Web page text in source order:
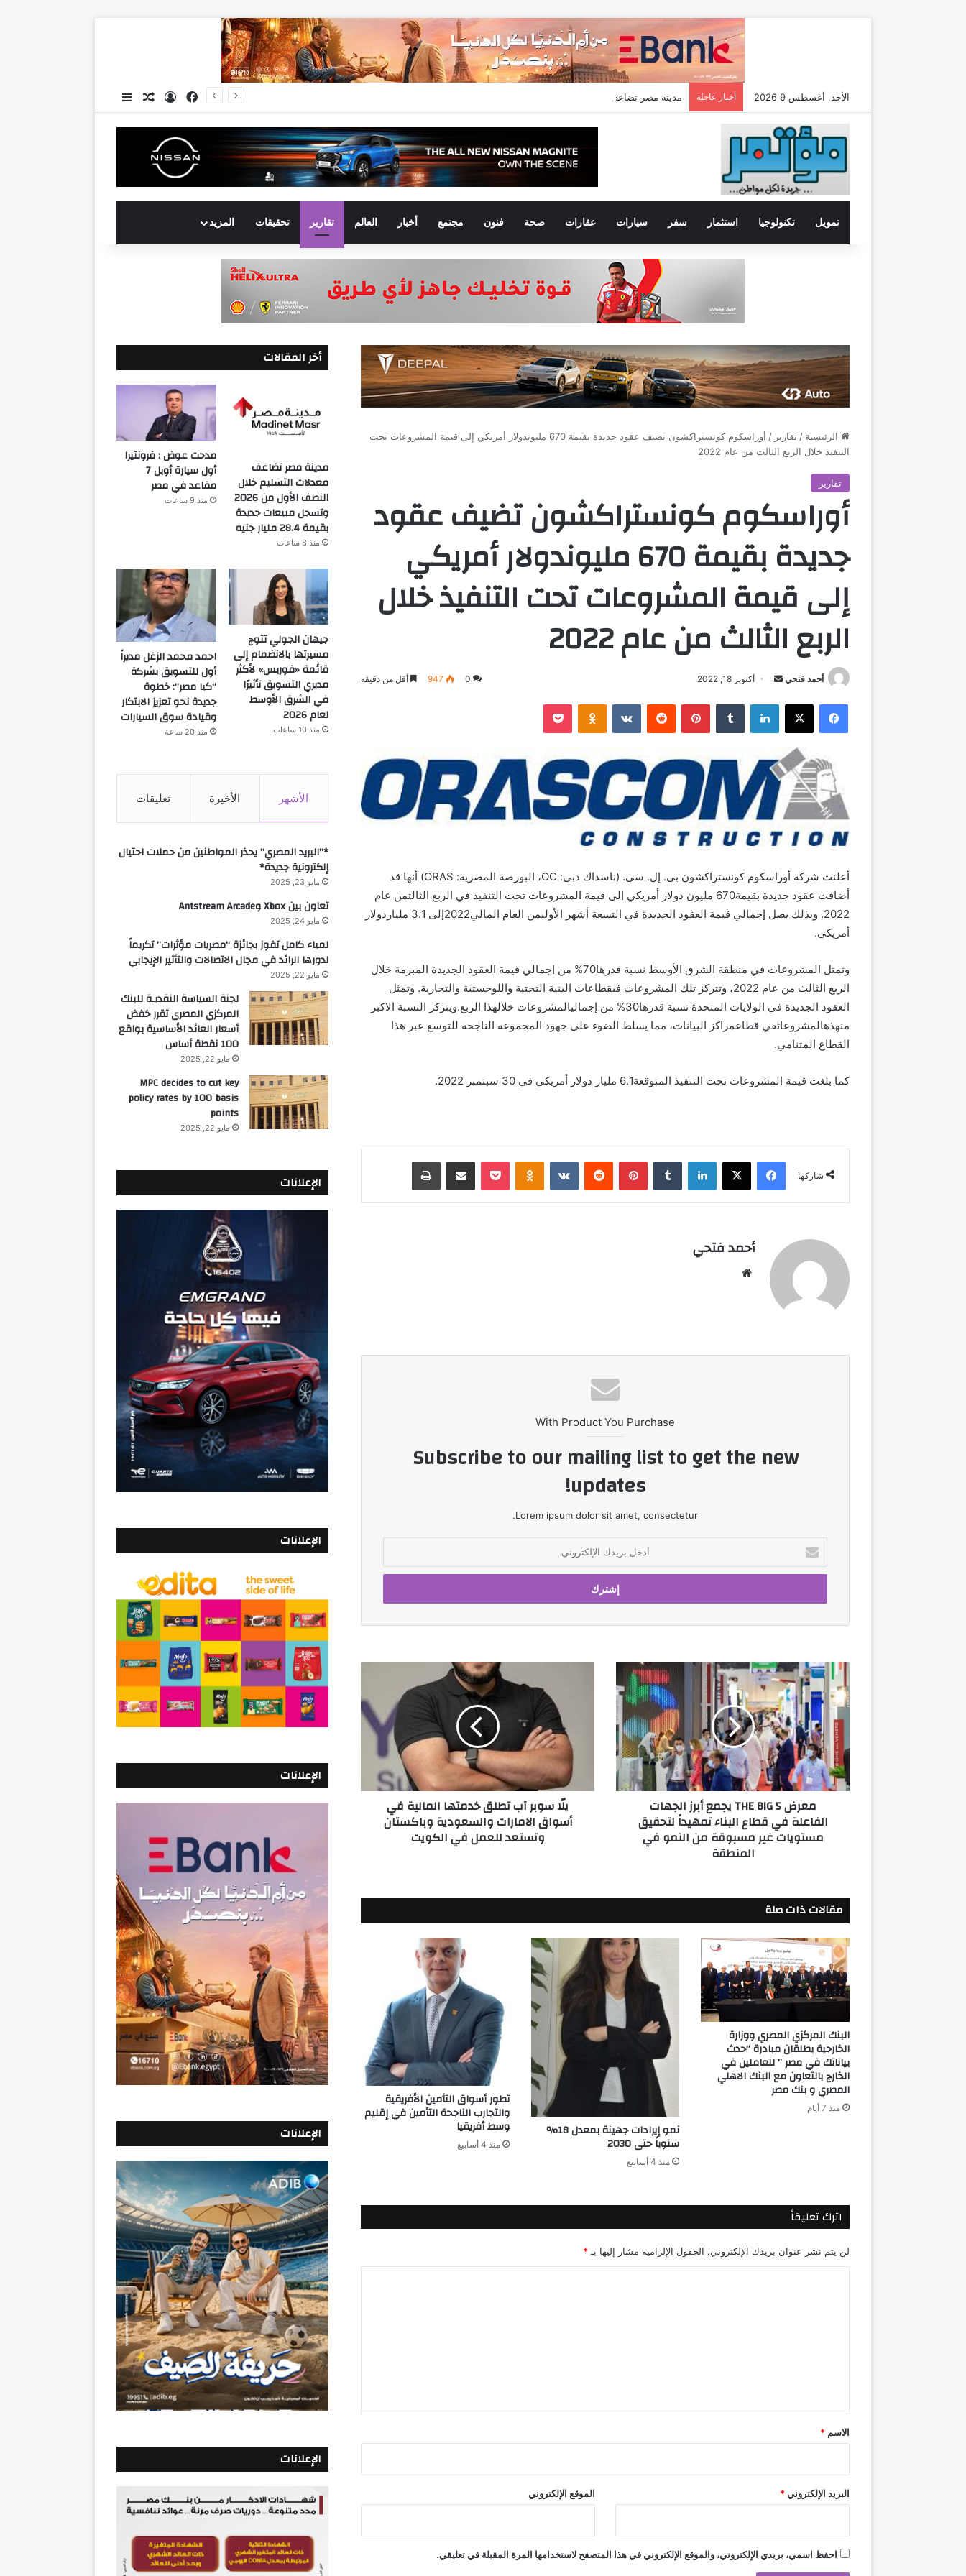
الأحد, أغسطس 9 2026 أخبار عاجلة مدينة مصر تضاعف معدلات التسليم خلال النصف الأول من 2026 وتسجل مبيعات جديدة بقيمة 28.4 مليار جنيه فيسبوكتسجيل الدخول
مقال عشوائي
إضافة عمود جانبي
تمويل تكنولوجيا استثمار سفر سيارات عقارات صحة فنون مجتمع أخبار العالم تقارير تحقيقات المزيد
الرئيسية / تقارير /
أوراسكوم كونستراكشون تضيف عقود جديدة بقيمة 670 مليوندولار أمريكي إلى قيمة المشروعات تحت
التنفيذ خلال الربع الثالث من عام 2022
تقارير
أوراسكوم كونستراكشون تضيف عقود
جديدة بقيمة 670 مليوندولار أمريكي
إلى قيمة المشروعات تحت التنفيذ خلال
الربع الثالث من عام 2022
أحمد فتحي
أرسل
إلكترونيا
أكتوبر 18, 2022 0
947 أقل من دقيقة
فيسبوك ‫X لينكدإن بينتيريست Odnoklassniki
‫Pocket
أعلنت شركة أوراسكوم كونستراكشون بي. إل. سي. (ناسداك دبي: OC، البورصة المصرية: ORAS) أنها قد
أضافت عقود جديدة بقيمة670 مليون دولار أمريكي إلى قيمة المشروعات تحت التنفيذ في الربع الثالثمن عام
2022. وبذلك يصل إجمالي قيمة العقود الجديدة في التسعة أشهر الأولىمن العام المالي2022إلى 3.1 ملياردولار
أمريكي.
وتمثل المشروعات في منطقة الشرق الأوسط نسبة قدرها70% من إجمالي قيمة العقود الجديدة المبرمة خلال
الربع الثالث من عام 2022، وتتركز تلك المشروعات فىقطاعات البنية التحتية واللوجستية والتجارية. وتمثل
العقود الجديدة في الولايات المتحدة نسبة قدرها30% من إجماليالمشروعات خلالهذا الربع.ويتركز النسبة الاكبر
منهذهالمشروعاتفي قطاعمراكز البيانات، مما يسلط الضوء على جهود المجموعة الناجحة للتوسع عبر هذا
القطاع المتنامي.
كما بلغت قيمة المشروعات تحت التنفيذ المتوقعة6.1 مليار دولار أمريكي في 30 سبتمبر 2022.
شاركها
فيسبوك ‫X لينكدإن بينتيريست Odnoklassniki
‫Pocket مشاركة عبر البريد طباعة
أحمد فتحي
With Product You Purchase
Subscribe to our mailing list to get the new
updates!
Lorem ipsum dolor sit amet, consectetur.
بريدك
الإلكتروني
معرض
THE
BIG
يجمع
أبرز
الجهات
الفاعلة
في
مسبوقة
من
النمو
في
المنطقة
معرض THE BIG 5 يجمع أبرز الجهات
الفاعلة في قطاع البناء تمهيداً لتحقيق
مستويات غير مسبوقة من النمو في
المنطقة
المالية
أسواق
الامارات
والسعودية
وباكستان
يلّا سوبر آب تطلق خدمتها المالية في
أسواق الامارات والسعودية وباكستان
وتستعد للعمل في الكويت
مقالات ذات صلة
البنك المركزي المصري ووزارة
الخارجية يطلقان مبادرة “حدث
بياناتك في مصر ” للعاملين في
الخارج بالتعاون مع البنك الاهلي
المصري و بنك مصر
منذ 7 أيام
نمو إيرادات جهينة بمعدل 18%
سنوياً حتى 2030
منذ 4 أسابيع
تطور أسواق التأمين الأفريقية
والتجارب الناجحة التأمين في إقليم
وسط أفريقيا
منذ 4 أسابيع
اترك تعليقاً
لن يتم نشر عنوان بريدك الإلكتروني. الحقول الإلزامية مشار إليها بـ *
*
الاسم *
البريد الإلكتروني * الموقع الإلكتروني
احفظ اسمي، بريدي الإلكتروني، والموقع الإلكتروني في هذا المتصفح لاستخدامها المرة المقبلة في تعليقي.
أخر المقالات
مدينة مصر تضاعف
معدلات التسليم خلال
النصف الأول من 2026
وتسجل مبيعات جديدة
بقيمة 28.4 مليار جنيه
منذ 8 ساعات
مدحت عوض : فرونتيرا
أول سيارة أوبل 7
مقاعد في مصر
منذ 9 ساعات
جيهان الجولي تتوج
مسيرتها بالانضمام إلى
قائمة «فوربس» لأكثر
مديري التسويق تأثيرًا
في الشرق الأوسط
لعام 2026
منذ 10 ساعات
احمد محمد الزغل مديراً
أول للتسويق بشركة
“كيا مصر”: خطوة
جديدة نحو تعزيز الابتكار
وقيادة سوق السيارات
منذ 20 ساعة
الأشهر الأخيرة تعليقات
*”البريد المصري” يحذر المواطنين من حملات احتيال
إلكترونية جديدة*
مايو 23, 2025
تعاون بين Xbox وAntstream Arcade
مايو 24, 2025
لمياء كامل تفوز بجائزة “مصريات مؤثرات” تكريماً
لدورها الرائد في مجال الاتصالات والتأثير الإيجابي
مايو 22, 2025
لجنة السياسة النقديـة للبنك
المركزي المصرى تقرر خفض
أسعار العائد الأساسية بواقع
100 نقطة أساس
مايو 22, 2025
MPC decides to cut key
policy rates by 100 basis
points
مايو 22, 2025
الإعلانات
الإعلانات
الإعلانات
الإعلانات
الإعلانات